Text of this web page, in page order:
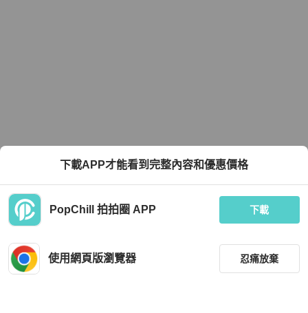
下載APP才能看到完整內容和優惠價格
PopChill 拍拍圈 APP 下載
使用網頁版瀏覽器 忍痛放棄